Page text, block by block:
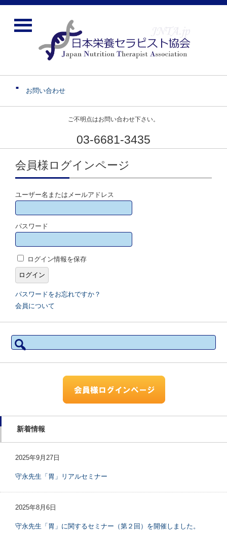
お問い合わせ
ご不明点はお問い合わせ下さい。
03-6681-3435
会員様ログインページ
ユーザー名またはメールアドレス
パスワード
ログイン情報を保存
パスワードをお忘れですか？
会員について
検
索:
新着情報
2025年9月27日
守永先生「胃」リアルセミナー
2025年8月6日
守永先生「胃」に関するセミナー（第２回）を開催しました。